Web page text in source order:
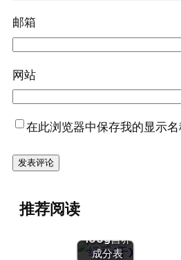
邮箱
网站
在此浏览器中保存我的显示
推荐阅读
100g营养
成分表